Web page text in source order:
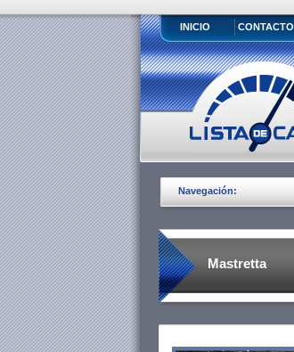
INICIO CONTACTO
Navegación:
Mastretta